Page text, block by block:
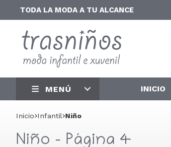
TODA LA MODA A TU ALCANCE
MENÚ INICIO
Inicio infantil Niño
Niño - Página 4